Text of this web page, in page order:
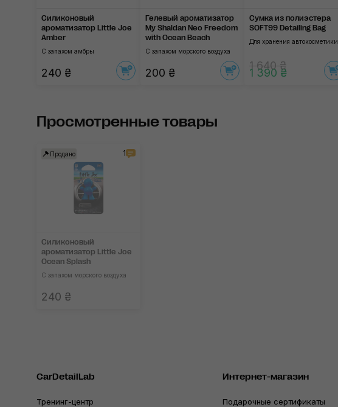
Силиконовый
ароматизатор Little Joe
Amber
С запахом амбры
240 ₴
Гелевый ароматизатор
My Shaldan Neo Freedom
with Ocean Beach
С запахом морского воздуха
200 ₴
Сумка из полиэстера
SOFT99 Detailing Bag
Для хранения автокосметики
1 640 ₴
1 390 ₴
Просмотренные товары
Продано 1
Силиконовый
ароматизатор Little Joe
Ocean Splash
С запахом морского воздуха
240 ₴
CarDetailLab
Тренинг-центр
Интернет-магазин
Подарочные сертификаты